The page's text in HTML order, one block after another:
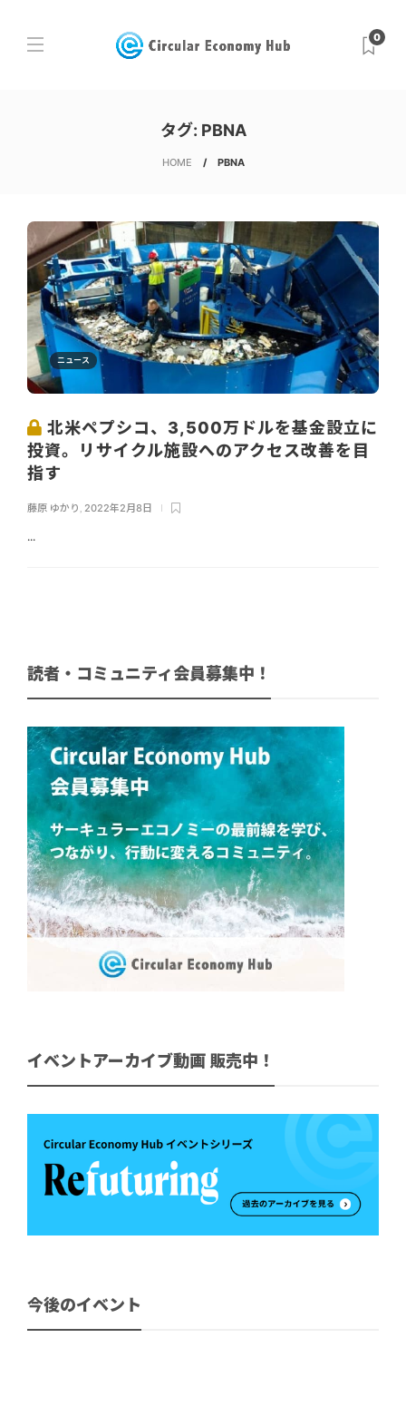
0
タグ: PBNA
HOME PBNA
ニュース
北米ペプシコ、3,500万ドルを基金設立に
投資。リサイクル施設へのアクセス改善を目
指す
藤原 ゆかり , 2022年2月8日
...
読者・コミュニティ会員募集中！
イベントアーカイブ動画 販売中！
今後のイベント